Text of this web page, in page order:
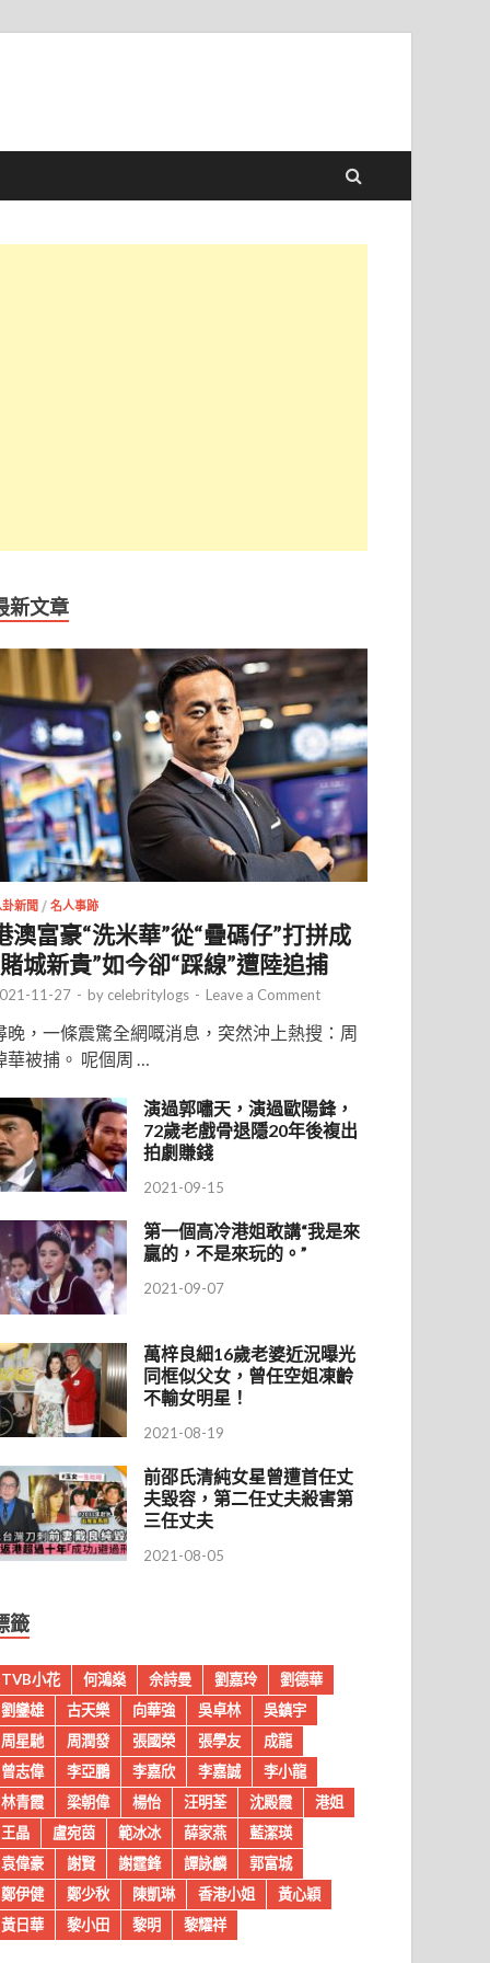
新文章
卦新聞 /名人事跡
澳富豪“洗米華”從“疊碼仔”打拼成
城新貴”如今卻“踩線”遭陸追捕
11-27 - by celebritylogs - Leave a Comment
晚，一條震驚全網嘅消息，突然沖上熱搜：周
華被捕。 呢個周 …
演過郭嘯天，演過歐陽鋒，
72歲老戲骨退隱20年後複出
拍劇賺錢
2021-09-15
第一個高冷港姐敢講“我是來
贏的，不是來玩的。”
2021-09-07
萬梓良細16歲老婆近況曝光
同框似父女，曾任空姐凍齡
不輸女明星！
2021-08-19
前邵氏清純女星曾遭首任丈
夫毀容，第二任丈夫殺害第
三任丈夫
2021-08-05
籤
TVB小花 何鴻燊 佘詩曼 劉嘉玲
劉德華
劉鑾雄
古天樂 向華強 吳卓林
吳鎮宇
周星馳
周潤發 張國榮 張學友
成龍
曾志偉
李亞鵬 李嘉欣 李嘉誠
李小龍
林青霞
梁朝偉 楊怡 汪明荃 沈殿霞
港姐
王晶
盧宛茵 範冰冰 薛家燕
藍潔瑛
袁偉豪
謝賢 謝霆鋒 譚詠麟
郭富城
鄭伊健
鄭少秋 陳凱琳 香港小姐
黃心穎
黃日華
黎小田 黎明 黎耀祥